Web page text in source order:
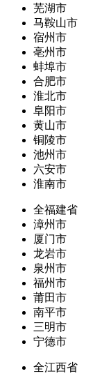
芜湖市
马鞍山市
宿州市
亳州市
蚌埠市
合肥市
淮北市
阜阳市
黄山市
铜陵市
池州市
六安市
淮南市
全福建省
漳州市
厦门市
龙岩市
泉州市
福州市
莆田市
南平市
三明市
宁德市
全江西省